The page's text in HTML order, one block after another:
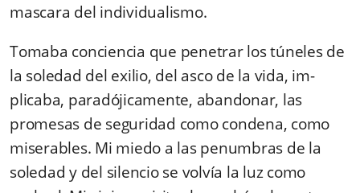
mascara del individualismo.
Tomaba conciencia que penetrar los túneles de
la soledad del exilio, del asco de la vida, im­
plicaba, paradójicamente, abandonar, las
promesas de seguridad como condena, como
mise­rables. Mi miedo a las penumbras de la
soledad y del silencio se volvía la luz como